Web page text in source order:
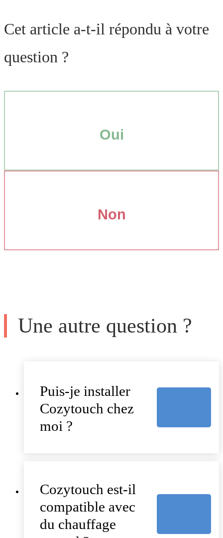
Cet article a-t-il répondu à votre
question ?
Oui
Non
Une autre question ?
Puis-je installer
Cozytouch chez
moi ?
Cozytouch est-il
compatible avec
du chauffage